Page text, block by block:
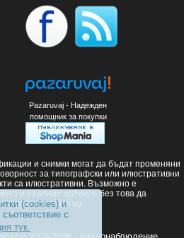
(cookies) и
с
тук.
Pazaruvaj - Надежден
помощник за покупки
и снимки могат да бъдат променяни
за типографски или илюстративни
са илюстративни. Възможно е
и реалния артикул, без това да
му.